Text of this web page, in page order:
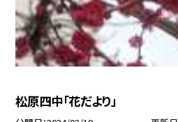
松原四中「花だより」